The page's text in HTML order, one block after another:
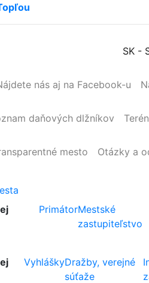
SK -
nás aj na Facebook-u
daňových dlžníkov
mesto Otázky a
PrimátorMestské
zastupiteľstvo
VyhláškyDražby, verejné
súťaže